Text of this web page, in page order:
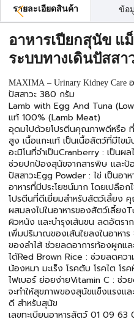
รายละเอียดสินค้า ข้อ
อาหารเปียกสุนัข แ
ระบบทางเดินปัสสา
MAXIMA – Urinary Kidney Care
ปัสสาวะ 380 กรัม
Lamb with Egg And Tuna
แท้ 100% (Lamb Meat)
อุดมไปด้วยโปรตีนคุณภาพดีหรือ
สูง เนื้อแกะแท้ เป็นเนื้อสัตว์ที่มีไข
อะมิโนที่จำเป็นCranberry : เป็นผ
ช่วยปกป้องสุนัขจากสารพิษ และป้
ปัสสาวะEgg Powder : ไข่ เป็นอ
อาหารที่มีประโยชน์มาก โดยเปลือ
โปรตีนที่ดีเยี่ยมสำหรับสัตว์เลี้ยง คุ
ผสมลงไปในอาหารของสัตว์เลี้ยง
ผิวหนัง และบำรุงเส้นขน ลดอัตร
เพิ่มปริมาณของเส้นใยลงในอาหา
ของลำไส้ ช่วยลดอาการท้องผูกแล
ได้Red Brown Rice : ช่วยลดควา
น้องหมา มะเร็ง โรคตับ โรคไต โ
ไฟเบอร์ ย่อยง่ายVitamin C : ช่ว
จะทำให้สุขภาพของสุนัขแข็งแรงแ
ดี สำหรับสุนัข
เลขทะเบียนอาหารสัตว์ 01 09 63